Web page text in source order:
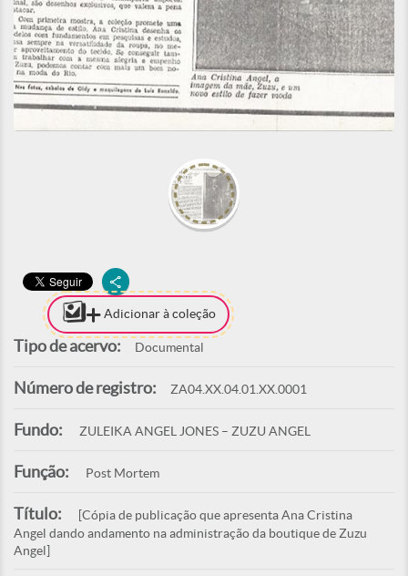
Adicionar à coleção
Tipo de acervo: Documental
Número de registro: ZA04.XX.04.01.XX.0001
Fundo: ZULEIKA ANGEL JONES – ZUZU ANGEL
Função: Post Mortem
Título:
[Cópia de publicação que apresenta Ana Cristina
Angel dando andamento na administração da boutique de Zuzu
Angel]